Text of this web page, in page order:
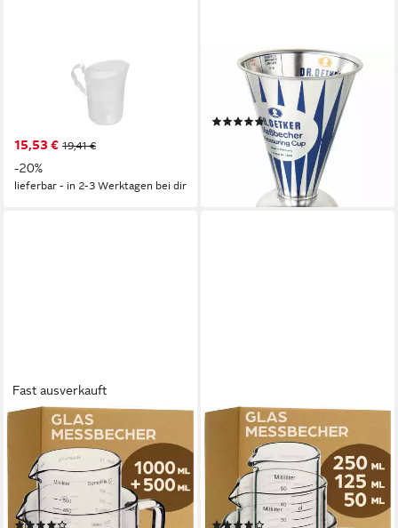
FACKELMANN
Messbecher Fackelmann
Messbecher 500 ml,
15,53 € 19,41 €
-20%
lieferbar - in 2-3 Werktagen bei dir
DR. OETKER KÜCHENHELFER
Messbecher Nostalgie,
Weißblech, Nostalgie-Design
(1)
ab 17,90 €
lieferbar - in 3-4 Werktagen bei dir
Fast ausverkauft
PRAKNU
Messbecher Glas Messbecher
mit Ausguss - 1L & 500ml -
Hitzebeständig &,
Borosilikatglas, (Set)
(6)
PRAKNU
Messbecher Glas Messbecher
mit Ausguss - 50ml, 125ml,
250ml - Präzise Skala,
Borosilikatglas, (Set)
(12)